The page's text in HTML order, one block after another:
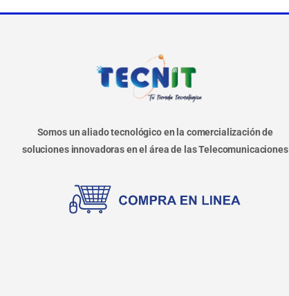
Somos un aliado tecnológico en la comercialización de
soluciones innovadoras en el área de las Telecomunicaciones